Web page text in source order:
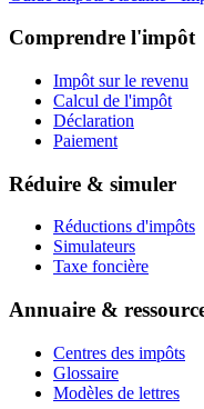
Comprendre l'impôt
Impôt sur le revenu
Calcul de l'impôt
Déclaration
Paiement
Réduire & simuler
Réductions d'impôts
Simulateurs
Taxe foncière
Annuaire &
Centres des impôts
Glossaire
Modèles de lettres